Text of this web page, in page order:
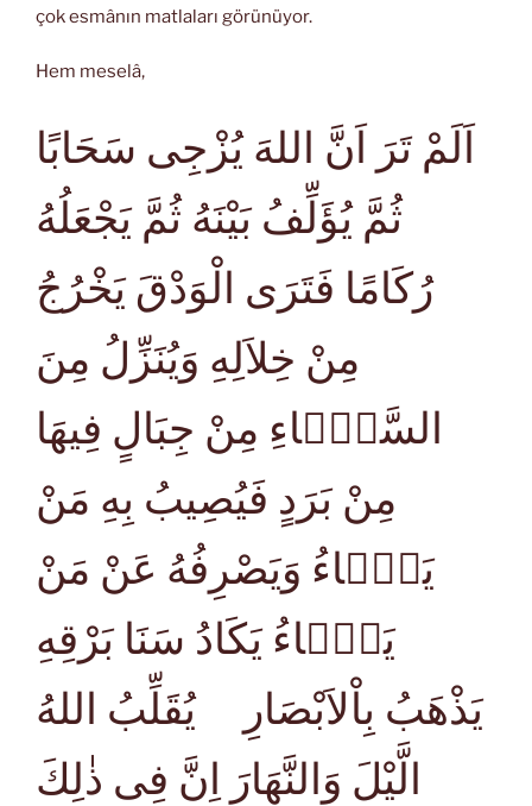
çok esmânın matlaları görünüyor.
Hem meselâ,
اَلَمْ تَرَ اَنَّ اللهَ يُزْجِى سَحَابًا
ثُمَّ يُؤَلِّفُ بَيْنَهُ ثُمَّ يَجْعَلُهُ
رُكَامًا فَتَرَى الْوَدْقَ يَخْرُجُ
مِنْ خِلاَلِهِ وَيُنَزِّلُ مِنَ
السَّمَۤاءِ مِنْ جِبَالٍ فِيهَا
مِنْ بَرَدٍ فَيُصِيبُ بِهِ مَنْ
يَشَۤاءُ وَيَصْرِفُهُ عَنْ مَنْ
يَشَۤاءُ يَكَادُ سَنَا بَرْقِهِ
يَذْهَبُ بِاْلاَبْصَارِ يُقَلِّبُ اللهُ
الَّيْلَ وَالنَّهَارَ اِنَّ فِى ذٰلِكَ